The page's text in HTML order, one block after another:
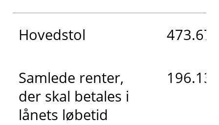
Hovedstol
Samlede renter,
der skal betales i
lånets løbetid